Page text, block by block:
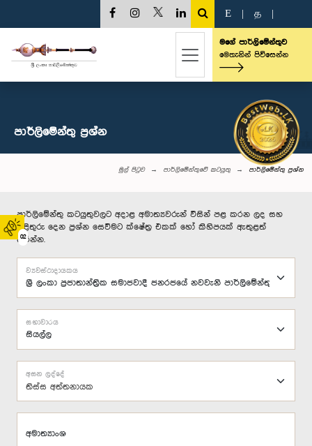
02
E த
මගේ පාර්ලිමේන්තුව
මෙතැනින් පිවිසෙන්න
පාර්ලි‌මේන්තු‌ ප්‍රශ්න
මුල් පිටුව පාර්ලිමේන්තුවේ කටයුතු පාර්ලි‌මේන්තු‌ ප්‍රශ්න
පාර්ලිමේන්තු කටයුතුවලට අදාළ අමාත්‍යවරුන් විසින් පළ කරන ලද සහ
පිළිතුරු දෙන ප්‍රශ්න සෙවීමට ක්ෂේත්‍ර එකක් හෝ කිහිපයක් ඇතුළත්
කරන්න.
ව්‍යවස්ථාදායකය
සභාවාරය
තිස්ස අත්තනායක
අසන ලද්දේ
අමාත්‍යාංශ